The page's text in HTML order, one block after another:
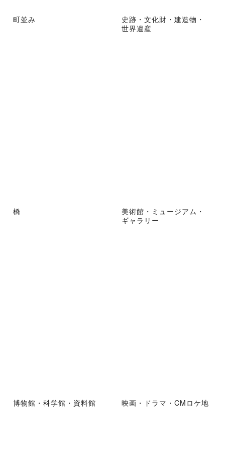
町並み
史跡・文化財・建造物・
世界遺産
橋
美術館・ミュージアム・
ギャラリー
博物館・科学館・資料館 映画・ドラマ・CMロケ地